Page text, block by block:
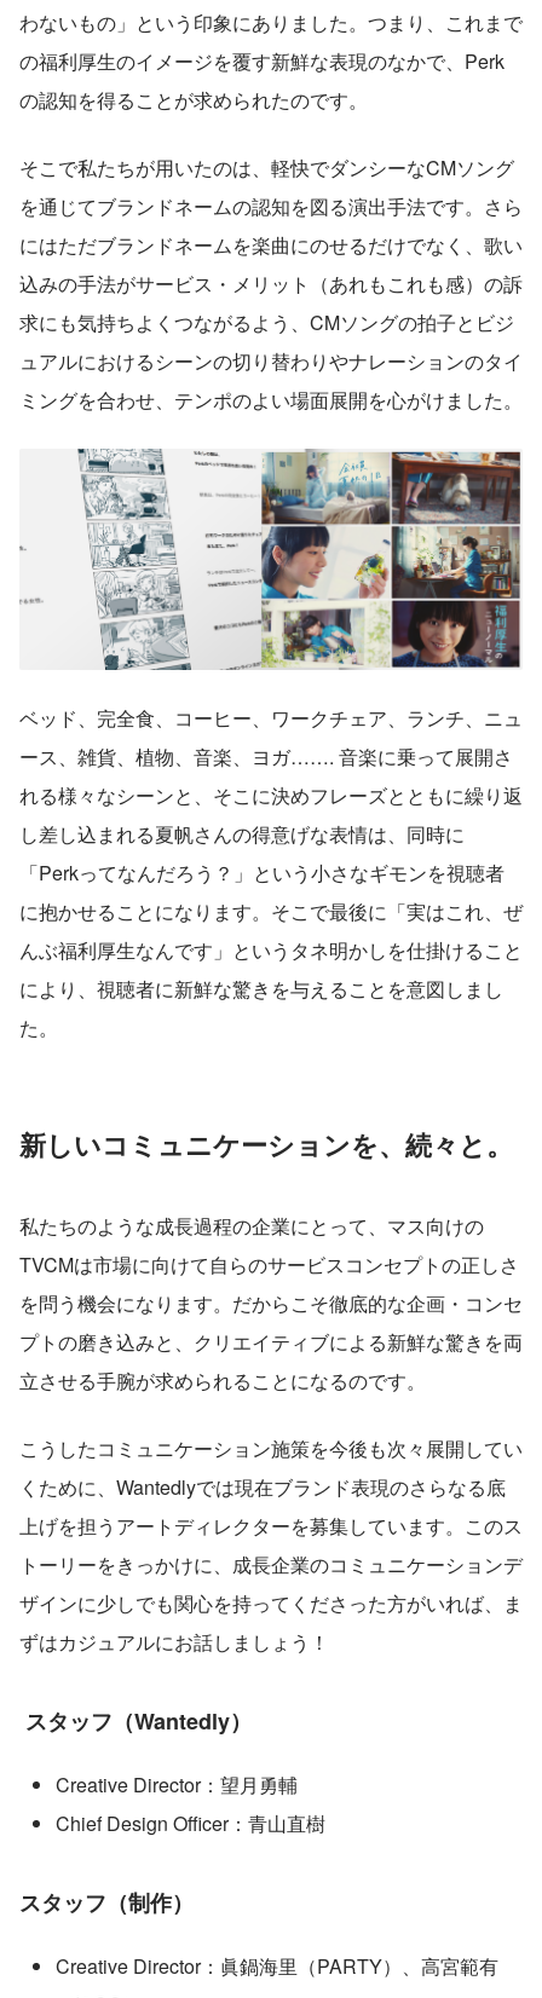
わないもの」という印象にありました。つまり、これまで
の福利厚生のイメージを覆す新鮮な表現のなかで、Perk
の認知を得ることが求められたのです。
そこで私たちが用いたのは、軽快でダンシーなCMソング
を通じてブランドネームの認知を図る演出手法です。さら
にはただブランドネームを楽曲にのせるだけでなく、歌い
込みの手法がサービス・メリット（あれもこれも感）の訴
求にも気持ちよくつながるよう、CMソングの拍子とビジ
ュアルにおけるシーンの切り替わりやナレーションのタイ
ミングを合わせ、テンポのよい場面展開を心がけました。
ベッド、完全食、コーヒー、ワークチェア、ランチ、ニュ
ース、雑貨、植物、音楽、ヨガ……. 音楽に乗って展開さ
れる様々なシーンと、そこに決めフレーズとともに繰り返
し差し込まれる夏帆さんの得意げな表情は、同時に
「Perkってなんだろう？」という小さなギモンを視聴者
に抱かせることになります。そこで最後に「実はこれ、ぜ
んぶ福利厚生なんです」というタネ明かしを仕掛けること
により、視聴者に新鮮な驚きを与えることを意図しまし
た。
新しいコミュニケーションを、続々と。
私たちのような成長過程の企業にとって、マス向けの
TVCMは市場に向けて自らのサービスコンセプトの正しさ
を問う機会になります。だからこそ徹底的な企画・コンセ
プトの磨き込みと、クリエイティブによる新鮮な驚きを両
立させる手腕が求められることになるのです。
こうしたコミュニケーション施策を今後も次々展開してい
くために、Wantedlyでは現在ブランド表現のさらなる底
上げを担うアートディレクターを募集しています。このス
トーリーをきっかけに、成長企業のコミュニケーションデ
ザインに少しでも関心を持ってくださった方がいれば、ま
ずはカジュアルにお話しましょう！
スタッフ（Wantedly）
Creative Director：望月勇輔
Chief Design Officer：青山直樹
スタッフ（制作）
Creative Director：眞鍋海里（PARTY）、高宮範有